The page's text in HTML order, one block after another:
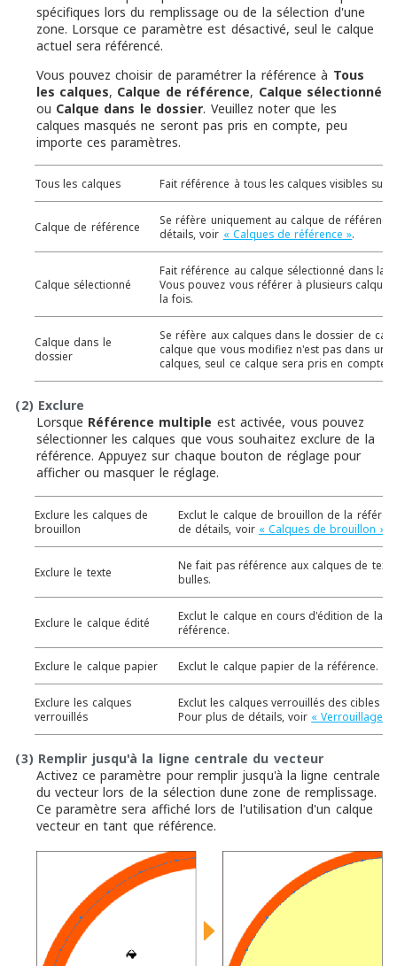
spécifiques lors du remplissage ou de la sélection d'une
zone. Lorsque ce paramètre est désactivé, seul le calque
actuel sera référencé.
Vous pouvez choisir de paramétrer la référence à Tous
les calques, Calque de référence, Calque sélectionné
ou Calque dans le dossier. Veuillez noter que les
calques masqués ne seront pas pris en compte, peu
importe ces paramètres.
Tous les calques Fait référence à tous les calques visibles sur
Calque de référence
Se réfère uniquement au calque de
détails, voir « Calques de référence ».
Calque sélectionné
Fait référence au calque sélectionné dans la
Vous pouvez vous référer à plusieurs
la fois.
Calque dans le
dossier
Se réfère aux calques dans le dossier de
calque que vous modifiez n'est pas dans un
calques, seul ce calque sera pris en compte.
(2) Exclure
Lorsque Référence multiple est activée, vous pouvez
sélectionner les calques que vous souhaitez exclure de la
référence. Appuyez sur chaque bouton de réglage pour
afficher ou masquer le réglage.
Exclure les calques de
brouillon
Exclut le calque de brouillon de la
de détails, voir « Calques de brouillon »
Exclure le texte
Ne fait pas référence aux calques de
bulles.
Exclure le calque édité
Exclut le calque en cours d'édition de la
référence.
Exclure le calque papier Exclut le calque papier de la référence.
Exclure les calques
verrouillés
Exclut les calques verrouillés des cibles
Pour plus de détails, voir « Verrouillage
(3) Remplir jusqu'à la ligne centrale du vecteur
Activez ce paramètre pour remplir jusqu'à la ligne centrale
du vecteur lors de la sélection dune zone de remplissage.
Ce paramètre sera affiché lors de l'utilisation d'un calque
vecteur en tant que référence.